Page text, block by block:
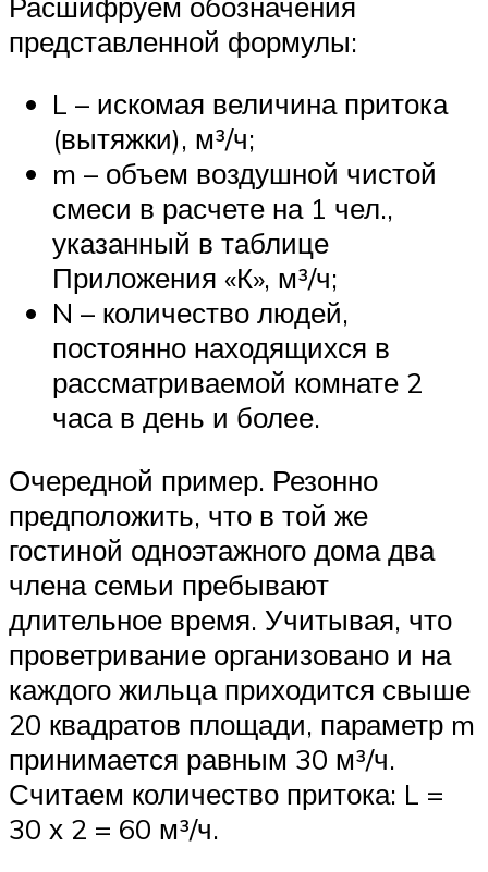
представленной формулы:
L – искомая величина притока
(вытяжки), м³/ч;
m – объем воздушной чистой
смеси в расчете на 1 чел.,
указанный в таблице
Приложения «К», м³/ч;
N – количество людей,
постоянно находящихся в
рассматриваемой комнате 2
часа в день и более.
Очередной пример. Резонно
предположить, что в той же
гостиной одноэтажного дома два
члена семьи пребывают
длительное время. Учитывая, что
проветривание организовано и на
каждого жильца приходится свыше
20 квадратов площади, параметр m
принимается равным 30 м³/ч.
Считаем количество притока: L =
30 х 2 = 60 м³/ч.